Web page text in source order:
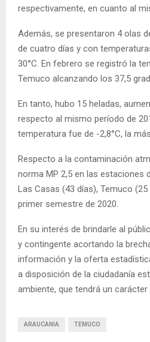
respectivamente, en cuanto al
Además, se presentaron 4 olas
de cuatro días y con
30°C. En febrero se registró la
Temuco alcanzando los 37,5
En tanto, hubo 15 heladas,
respecto al mismo período de
temperatura fue de -2,8°C, la
Respecto a la contaminación
norma MP 2,5 en las estaciones
Las Casas (43 días), Temuco (25
primer semestre de 2020.
En su interés de brindarle al
y contingente acortando la
información y la oferta
a disposición de la ciudadanía
ambiente, que tendrá un
ARAUCANIA TEMUCO